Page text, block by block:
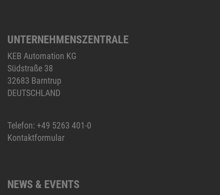
UNTERNEHMENSZENTRALE
KEB Automation KG
Südstraße 38
32683 Barntrup
DEUTSCHLAND
Telefon: +49 5263 401-0
Kontaktformular
NEWS & EVENTS